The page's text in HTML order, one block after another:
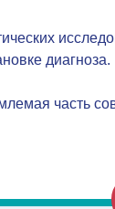
диагноза.
часть